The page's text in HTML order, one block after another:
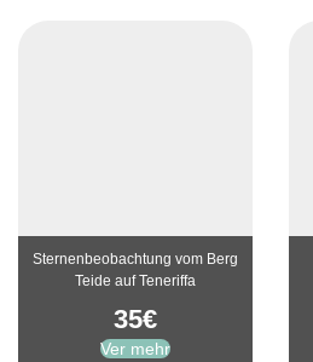
Sternenbeobachtung vom Berg
Teide auf Teneriffa
35€
Ver mehr